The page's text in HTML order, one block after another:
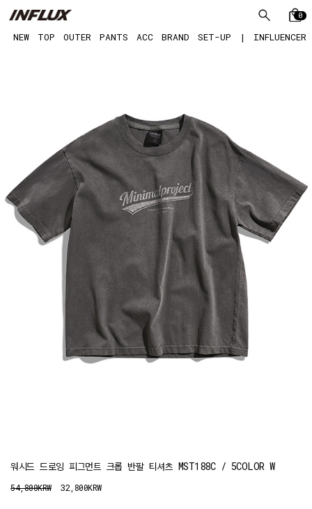
0
NEW TOP OUTER PANTS ACC BRAND SET-UP | INFLUENCER
워시드 드로잉 피그먼트 크롭 반팔 티셔츠 MST188C / 5COLOR W
54,800KRW 32,800KRW